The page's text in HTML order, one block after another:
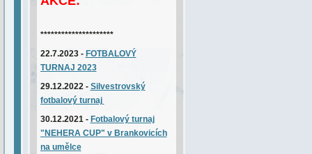
*********************
22.7.2023 - FOTBALOVÝ
TURNAJ 2023
29.12.2022 - Silvestrovský
fotbalový turnaj
30.12.2021 - Fotbalový turnaj
"NEHERA CUP" v Brankovicích
na umělce